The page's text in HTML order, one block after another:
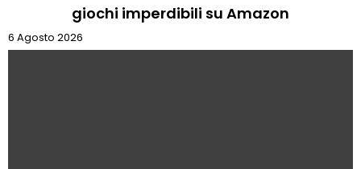
giochi imperdibili su Amazon
6 Agosto 2026